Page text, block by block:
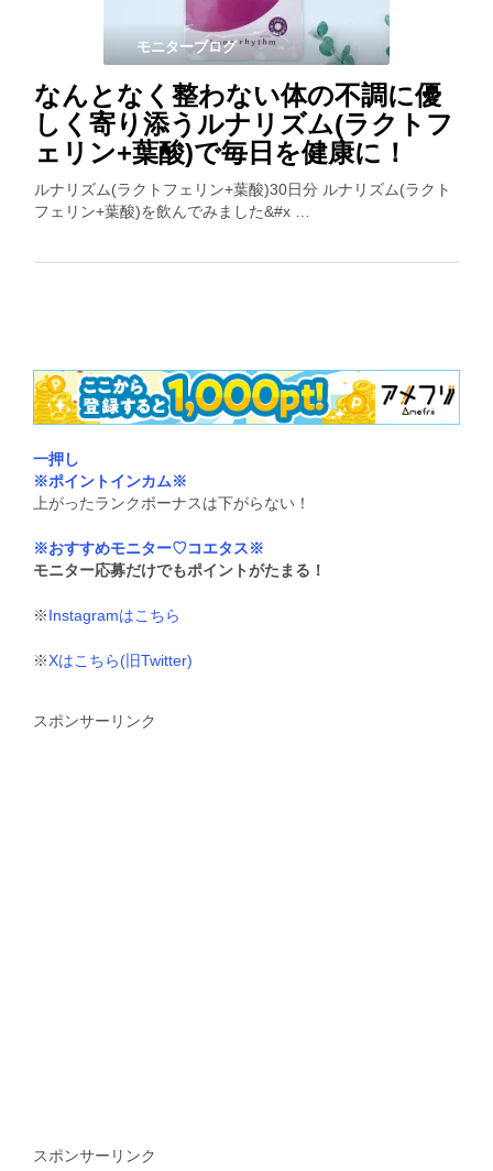
モニターブログ
なんとなく整わない体の不調に優
しく寄り添うルナリズム(ラクトフ
ェリン+葉酸)で毎日を健康に！
ルナリズム(ラクトフェリン+葉酸)30日分 ルナリズム(ラクト
フェリン+葉酸)を飲んでみました&#x …
一押し
※ポイントインカム※
上がったランクボーナスは下がらない！
※おすすめモニター♡コエタス※
モニター応募だけでもポイントがたまる！
※Instagramはこちら
※Xはこちら(旧Twitter)
スポンサーリンク
スポンサーリンク